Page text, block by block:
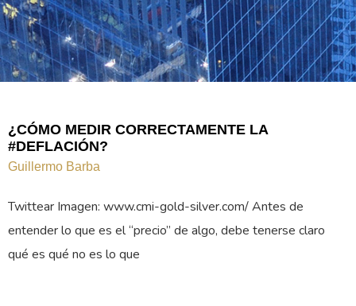
¿CÓMO MEDIR CORRECTAMENTE LA
#DEFLACIÓN?
Guillermo Barba
Twittear Imagen: www.cmi-gold-silver.com/ Antes de
entender lo que es el “precio” de algo, debe tenerse claro
qué es qué no es lo que